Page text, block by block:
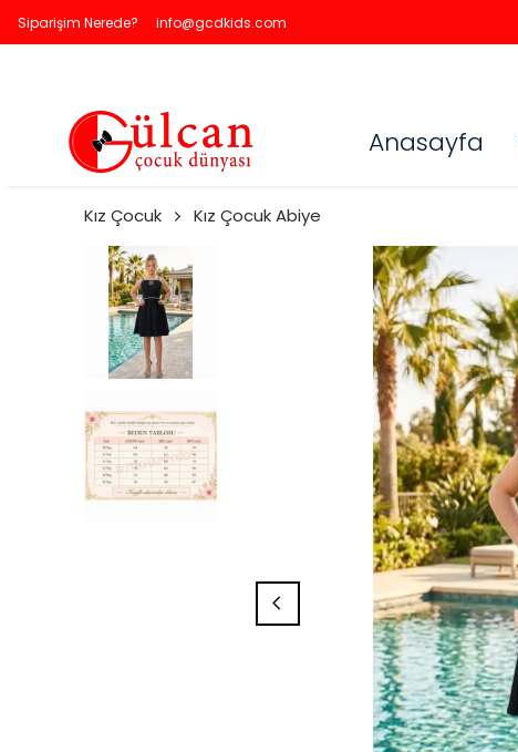
Siparişim Nerede? info@gcdkids.com
Anasayfa
Kız Çocuk Kız Çocuk Abiye